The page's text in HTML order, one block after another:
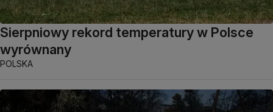
Sierpniowy rekord temperatury w Polsce
wyrównany
POLSKA